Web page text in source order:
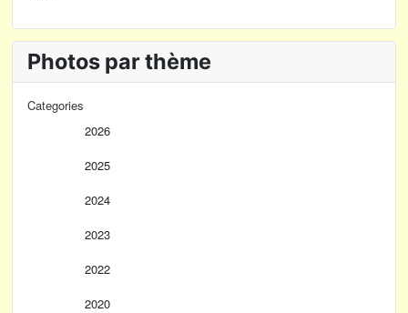
Photos par thème
Categories
2026
2025
2024
2023
2022
2020